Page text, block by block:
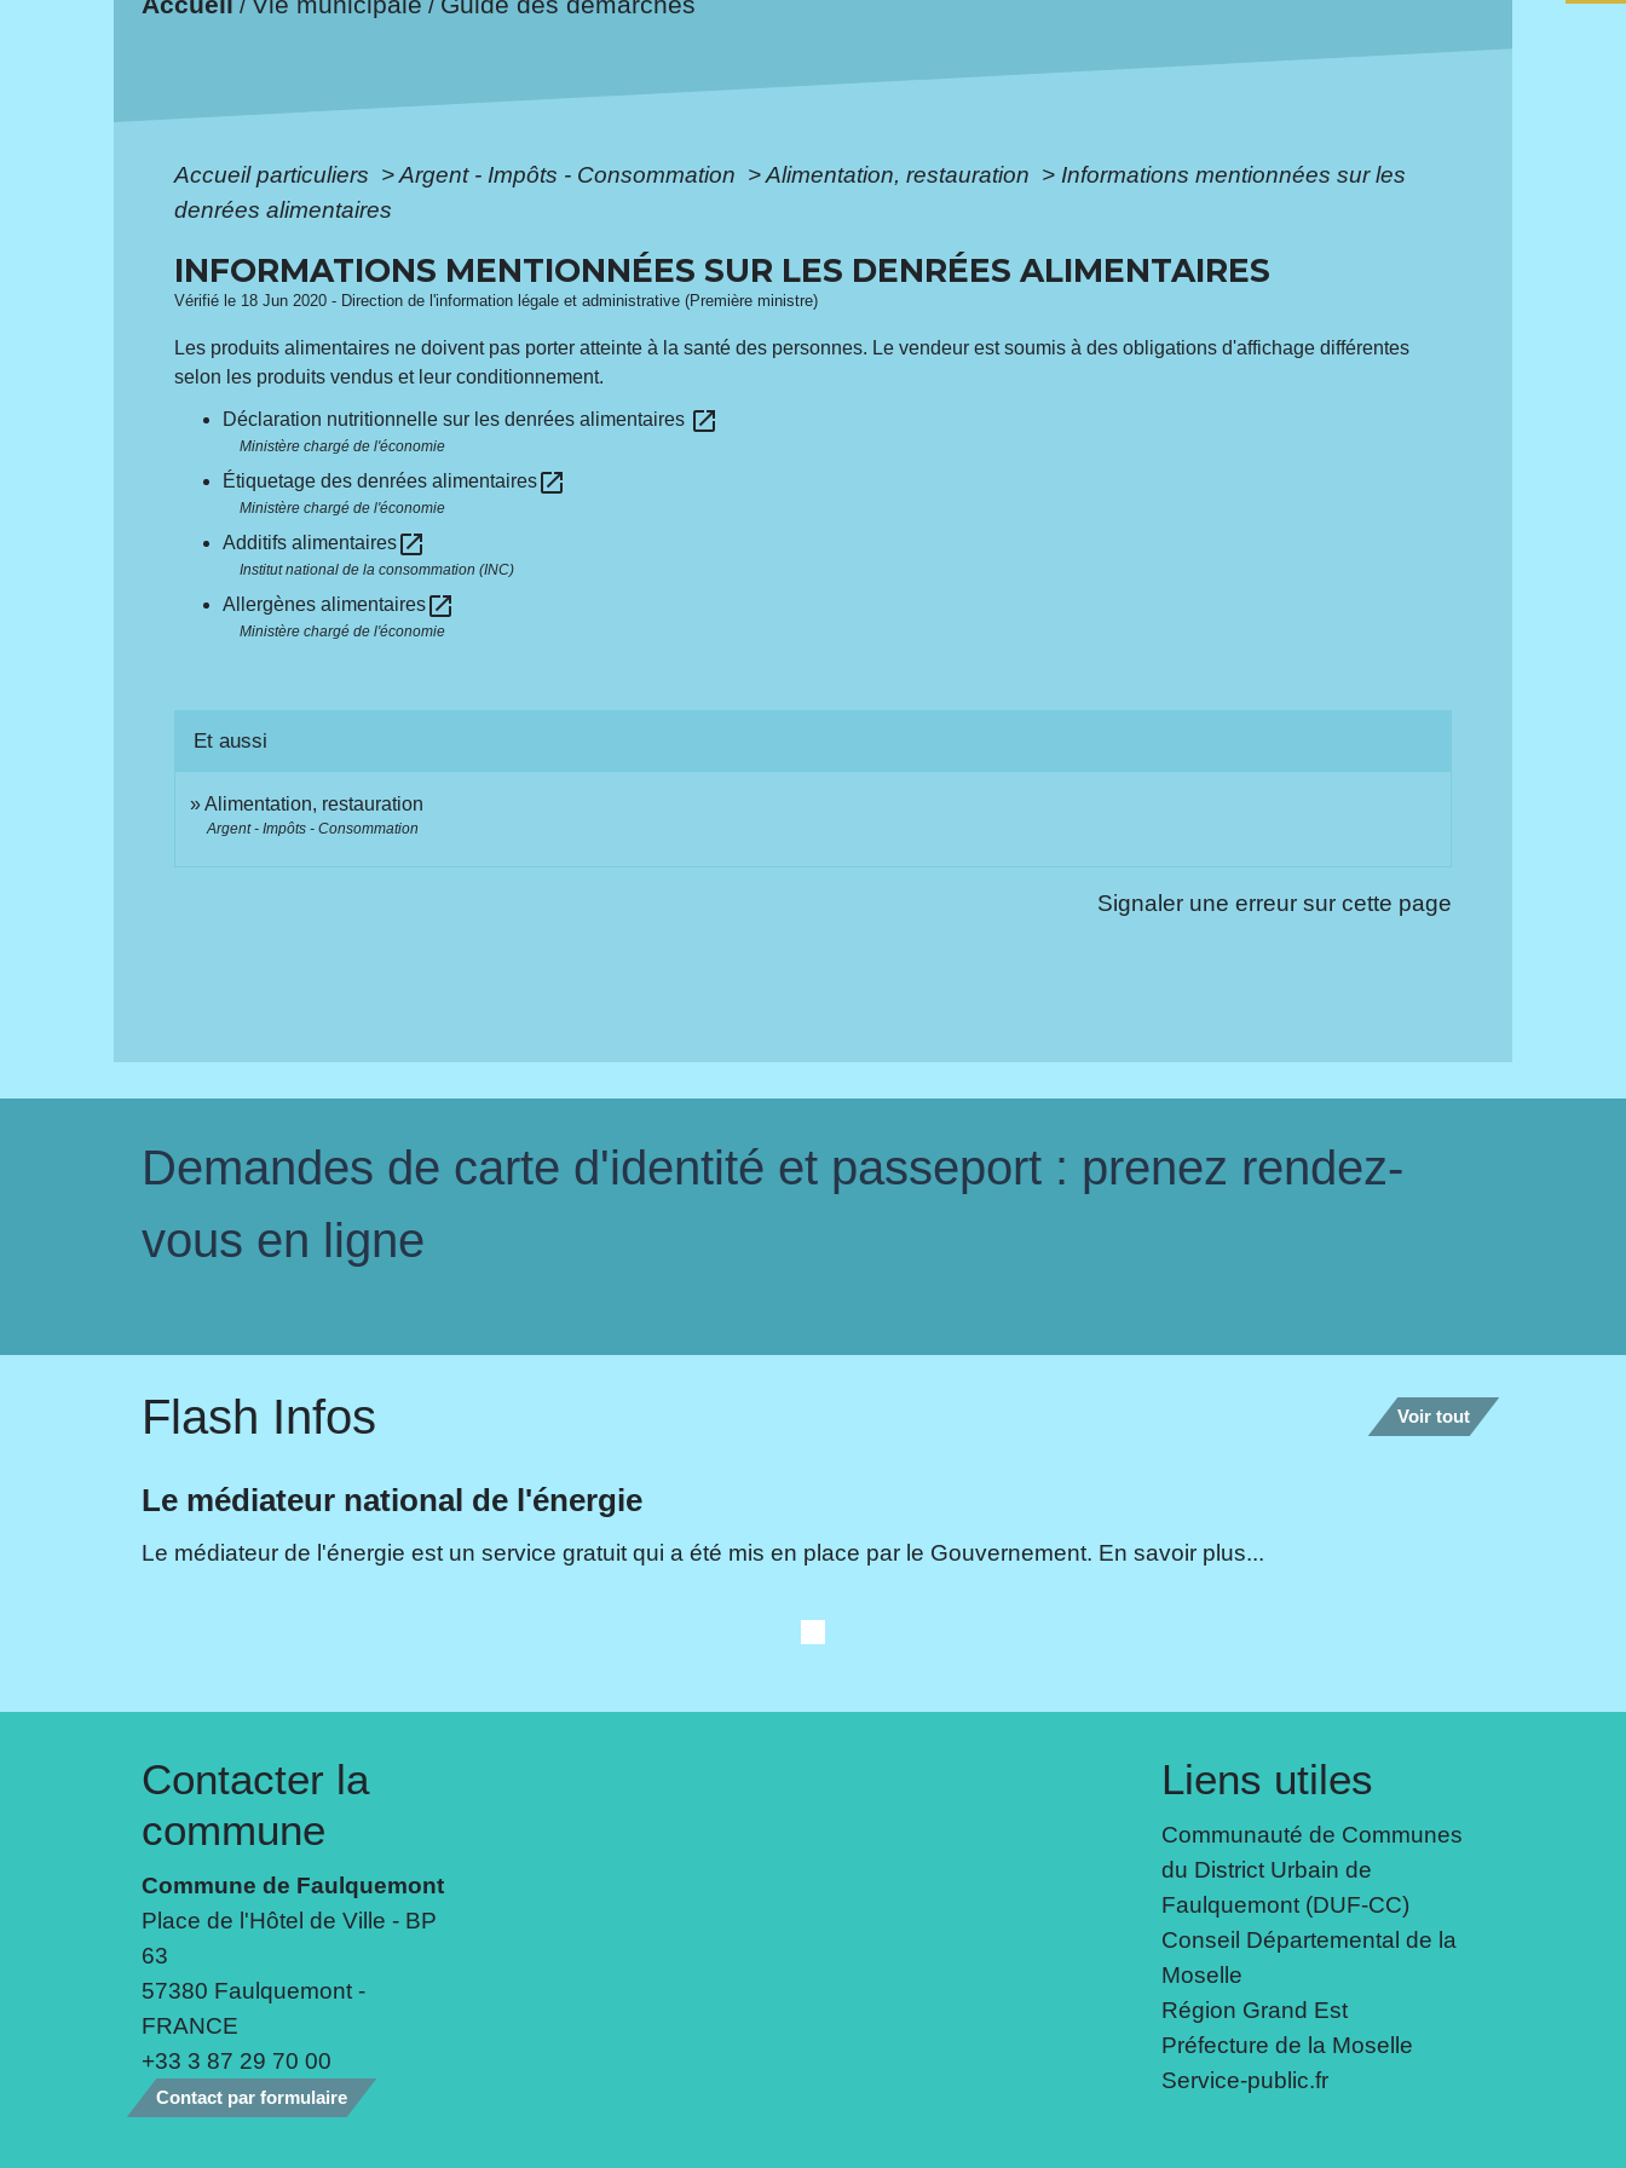
/ /
Accueil particuliers >Argent - Impôts - Consommation >Alimentation, restauration > Informations mentionnées sur les
denrées alimentaires
INFORMATIONS MENTIONNÉES SUR LES DENRÉES ALIMENTAIRES
Vérifié le 18 Jun 2020 - Direction de l'information légale et administrative (Première ministre)
Les produits alimentaires ne doivent pas porter atteinte à la santé des personnes. Le vendeur est soumis à des obligations d'affichage différentes
selon les produits vendus et leur conditionnement.
Déclaration nutritionnelle sur les denrées alimentaires open_in_new
Ministère chargé de l'économie
Étiquetage des denrées alimentairesopen_in_new
Ministère chargé de l'économie
Additifs alimentairesopen_in_new
Institut national de la consommation (INC)
Allergènes alimentairesopen_in_new
Ministère chargé de l'économie
Et aussi
Alimentation, restauration
Argent - Impôts - Consommation
Signaler une erreur sur cette page
Demandes de carte d'identité et passeport : prenez rendez-
vous en ligne
Flash Infos Voir tout
Le médiateur national de l'énergie
Le médiateur de l'énergie est un service gratuit qui a été mis en place par le Gouvernement. En savoir plus...
Contacter la
commune
Commune de Faulquemont
Place de l'Hôtel de Ville - BP
63
57380 Faulquemont -
FRANCE
+33 3 87 29 70 00
Contact par formulaire
Liens utiles
Communauté de Communes
du District Urbain de
Faulquemont (DUF-CC)
Conseil Départemental de la
Moselle
Région Grand Est
Préfecture de la Moselle
Service-public.fr